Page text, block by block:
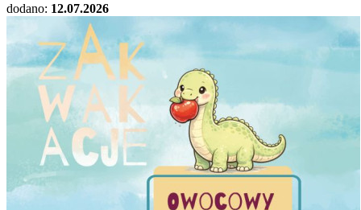
dodano: 12.07.2026